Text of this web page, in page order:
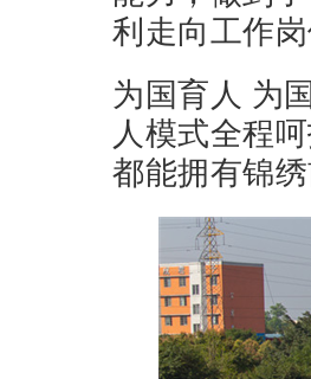
利走向工作岗
为国育人 为
人模式全程
都能拥有锦绣